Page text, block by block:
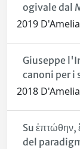
ogivale dal
2019
Giuseppe
canoni per i
2018
Su
del